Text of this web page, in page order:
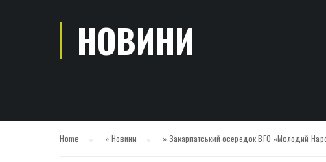
НОВИНИ
Home »Новини »Закарпатський осередок ВГО «Молодий